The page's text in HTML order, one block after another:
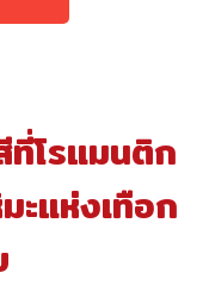
ที่โรแมนติก
แห่งเทือก